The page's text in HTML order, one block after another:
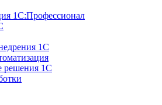
1С:Профессионал
1С
решения 1С